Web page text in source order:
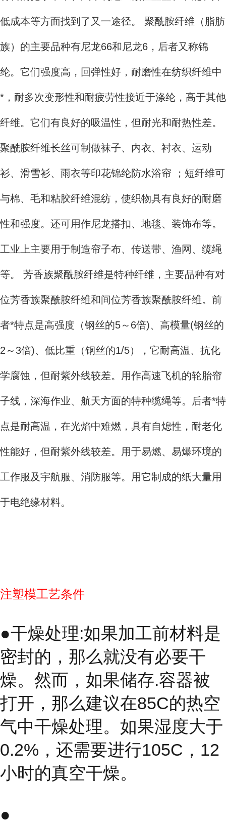
低成本等方面找到了又一途径。 聚酰胺纤维（脂肪
族）的主要品种有尼龙66和尼龙6，后者又称锦
纶。它们强度高，回弹性好，耐磨性在纺织纤维中
*，耐多次变形性和耐疲劳性接近于涤纶，高于其他
纤维。它们有良好的吸温性，但耐光和耐热性差。
聚酰胺纤维长丝可制做袜子、内衣、衬衣、运动
衫、滑雪衫、雨衣等印花锦纶防水浴帘 ；短纤维可
与棉、毛和粘胶纤维混纺，使织物具有良好的耐磨
性和强度。还可用作尼龙搭扣、地毯、装饰布等。
工业上主要用于制造帘子布、传送带、渔网、缆绳
等。 芳香族聚酰胺纤维是特种纤维，主要品种有对
位芳香族聚酰胺纤维和间位芳香族聚酰胺纤维。前
者*特点是高强度（钢丝的5～6倍)、高模量(钢丝的
2～3倍)、低比重（钢丝的1/5），它耐高温、抗化
学腐蚀，但耐紫外线较差。用作高速飞机的轮胎帘
子线，深海作业、航天方面的特种缆绳等。后者*特
点是耐高温，在光焰中难燃，具有自熄性，耐老化
性能好，但耐紫外线较差。用于易燃、易爆环境的
工作服及宇航服、消防服等。用它制成的纸大量用
于电绝缘材料。
注塑模工艺条件
●干燥处理:如果加工前材料是
密封的，那么就没有必要干
燥。然而，如果储存.容器被
打开，那么建议在85C的热空
气中干燥处理。如果湿度大于
0.2%，还需要进行105C，12
小时的真空干燥。
●